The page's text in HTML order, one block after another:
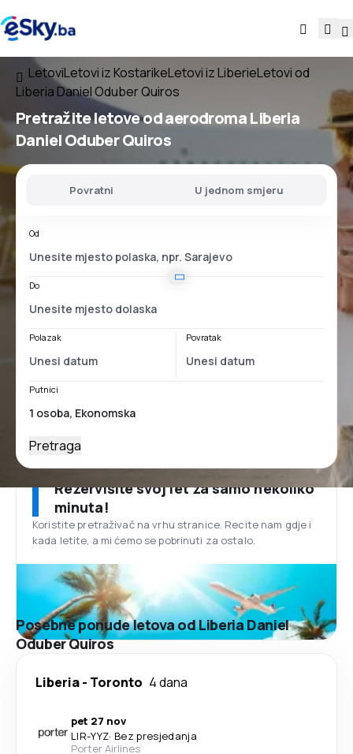
LetoviLetovi iz KostarikeLetovi iz LiberieLetovi od
Liberia Daniel Oduber Quiros
Pretražite letoveodaerodromaLiberia
Daniel Oduber Quiros
Povratni U jednom smjeru
Od
Do
Polazak Povratak
Putnici
Pretraga
Rezervišite svoj let za samo nekoliko
minuta!
Koristite pretraživač na vrhu stranice. Recite nam gdje i
kada letite, a mi ćemo se pobrinuti za ostalo.
Posebne ponude letova od Liberia Daniel
Oduber Quiros
Liberia- Toronto 4 dana
pet 27 nov
LIR-YYZ· Bez presjedanja
Porter Airlines